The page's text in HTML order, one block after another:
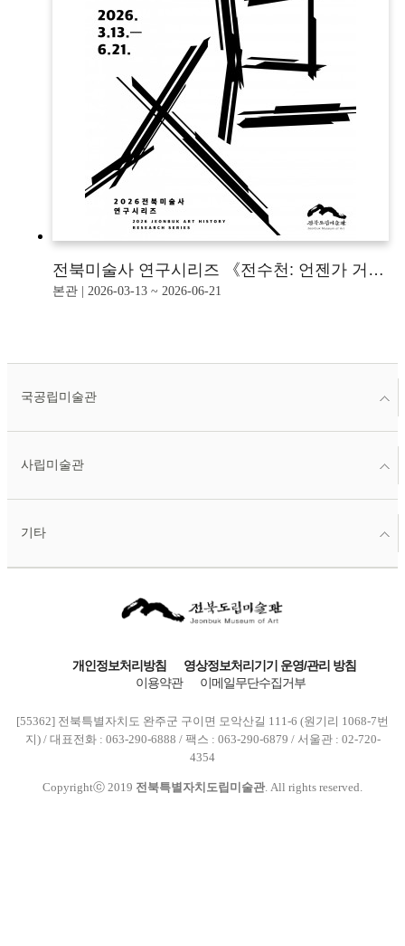
전북미술사 연구시리즈 《전수천: 언젠가 거인은 온다》
본관 | 2026-03-13 ~ 2026-06-21
국공립미술관
사립미술관
기타
개인정보처리방침
영상정보처리기기 운영/관리 방침
이용약관
이메일무단수집거부
[55362] 전북특별자치도 완주군 구이면 모악산길 111-6 (원기리 1068-7번
지) / 대표전화 : 063-290-6888 / 팩스 : 063-290-6879 / 서울관 : 02-720-
4354
Copyrightⓒ 2019 전북특별자치도립미술관. All rights reserved.